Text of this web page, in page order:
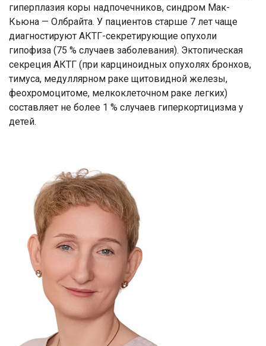
гиперплазия коры надпочечников, синдром Мак-
Кьюна — Олбрайта. У пациентов старше 7 лет чаще
диагностируют АКТГ-секретирующие опухоли
гипофиза (75 % случаев заболевания). Эктопическая
секреция АКТГ (при карциноидных опухолях бронхов,
тимуса, медуллярном раке щитовидной железы,
феохромоцитоме, мелкоклеточном раке легких)
составляет не более 1 % случаев гиперкортицизма у
детей.